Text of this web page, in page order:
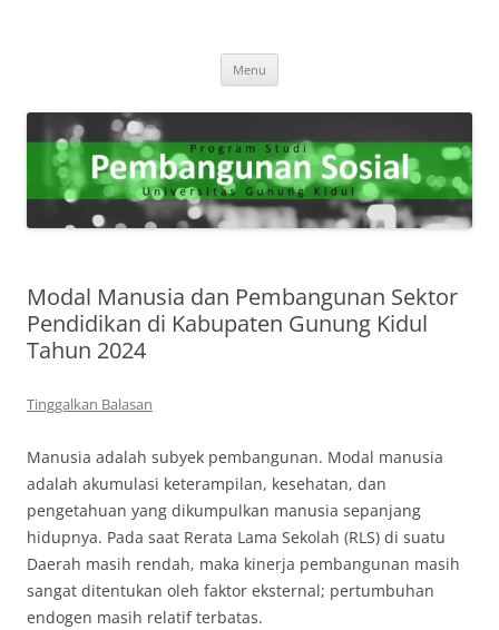
Sosial
Sosial."
Menu
Modal Manusia dan Pembangunan Sektor
Pendidikan di Kabupaten Gunung Kidul
Tahun 2024
Tinggalkan Balasan
Manusia adalah subyek pembangunan. Modal manusia
adalah akumulasi keterampilan, kesehatan, dan
pengetahuan yang dikumpulkan manusia sepanjang
hidupnya. Pada saat Rerata Lama Sekolah (RLS) di suatu
Daerah masih rendah, maka kinerja pembangunan masih
sangat ditentukan oleh faktor eksternal; pertumbuhan
endogen masih relatif terbatas.